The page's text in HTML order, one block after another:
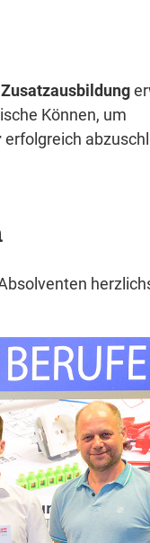
Können, um
erfolgreich